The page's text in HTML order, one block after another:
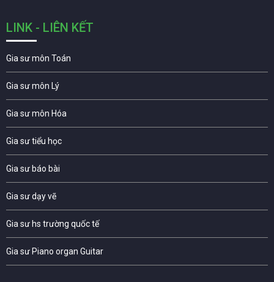
LINK - LIÊN KẾT
Gia sư môn Toán
Gia sư môn Lý
Gia sư môn Hóa
Gia sư tiểu học
Gia sư báo bài
Gia sư dạy vẽ
Gia sư hs trường quốc tế
Gia sư Piano organ Guitar